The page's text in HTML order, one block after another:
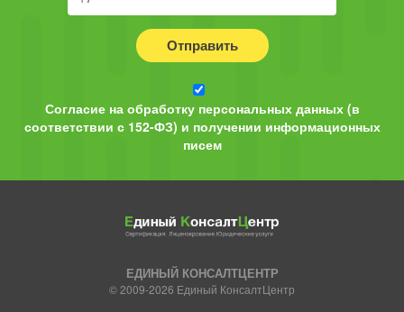
Отправить
Согласие на обработку персональных данных (в
соответствии с 152-ФЗ) и получении информационных
писем
ЕДИНЫЙ КОНСАЛТЦЕНТР
© 2009-2026 Единый КонсалтЦентр